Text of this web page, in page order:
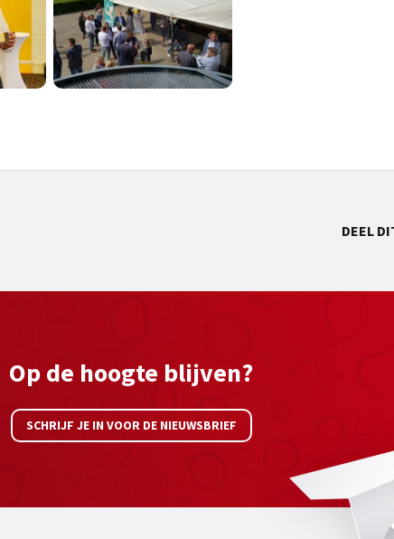
DEEL
Op de hoogte blijven?
SCHRIJF JE IN VOOR DE NIEUWSBRIEF